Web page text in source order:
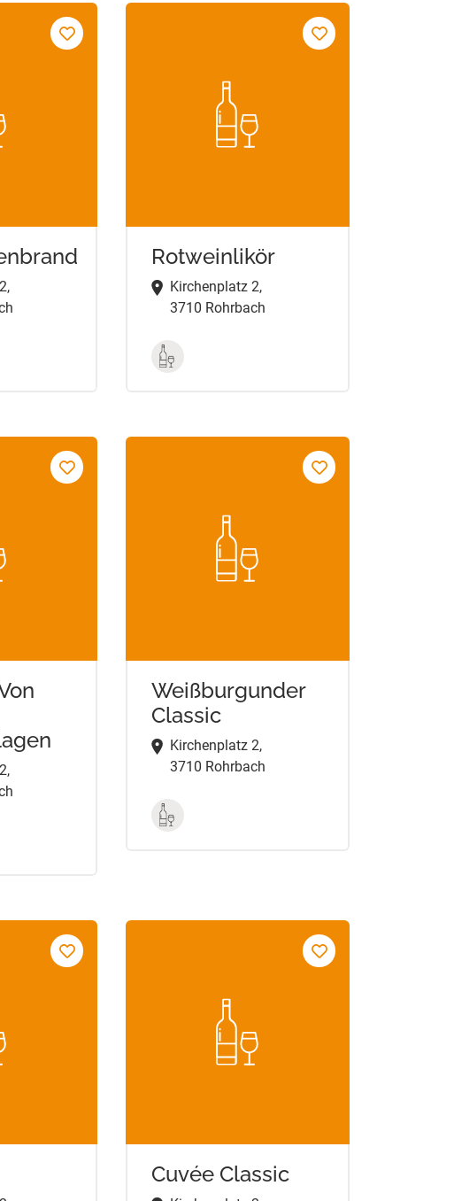
Rotweinlikör
Kirchenplatz 2,
3710 Rohrbach
Weißburgunder
Classic
Kirchenplatz 2,
3710 Rohrbach
Cuvée Classic